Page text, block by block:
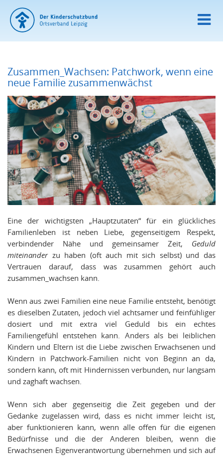
Zusammen_Wachsen: Patchwork, wenn eine
neue Familie zusammenwächst
Eine der wichtigsten „Hauptzutaten“ für ein glückliches
Familienleben ist neben Liebe, gegenseitigem Respekt,
verbindender Nähe und gemeinsamer Zeit, Geduld
miteinanderzu haben (oft auch mit sich selbst) und das
Vertrauen darauf, dass was zusammen gehört auch
zusammen_wachsen kann.
Wenn aus zwei Familien eine neue Familie entsteht, benötigt
es dieselben Zutaten, jedoch viel achtsamer und feinfühliger
dosiert und mit extra viel Geduld bis ein echtes
Familiengefühl entstehen kann. Anders als bei leiblichen
Kindern und Eltern ist die Liebe zwischen Erwachsenen und
Kindern in Patchwork-Familien nicht von Beginn an da,
sondern kann, oft mit Hindernissen verbunden, nur langsam
und zaghaft wachsen.
Wenn sich aber gegenseitig die Zeit gegeben und der
Gedanke zugelassen wird, dass es nicht immer leicht ist,
aber funktionieren kann, wenn alle offen für die eigenen
Bedürfnisse und die der Anderen bleiben, wenn die
Erwachsenen Eigenverantwortung übernehmen und sich auf